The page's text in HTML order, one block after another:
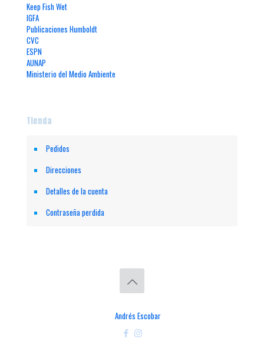
Keep Fish Wet
IGFA
Publicaciones Humboldt
CVC
ESPN
AUNAP
Ministerio del Medio Ambiente
Tienda
Pedidos
Direcciones
Detalles de la cuenta
Contraseña perdida
Andrés Escobar